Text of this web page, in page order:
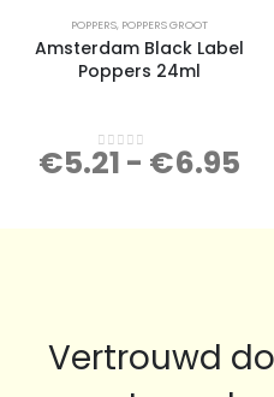
POPPERS, POPPERS GROOT
Amsterdam Black Label
Poppers 24ml
0out of 5
€5.21 - €6.95
Vertrouwd